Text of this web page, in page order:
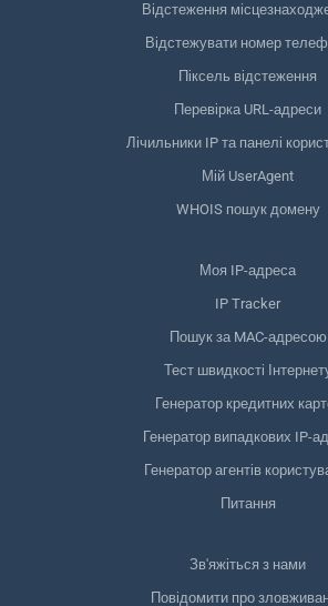
Відстеження
Відстежувати номер
Піксель відстеження
Перевірка URL-адреси
Лічильники IP та панелі
Мій UserAgent
WHOIS пошук домену
Моя IP-адреса
IP Tracker
Пошук за MAC-адресою
Тест швидкості
Генератор кредитних
Генератор випадкових IP-
Генератор агентів
Питання
Зв'яжіться з нами
Повідомити про